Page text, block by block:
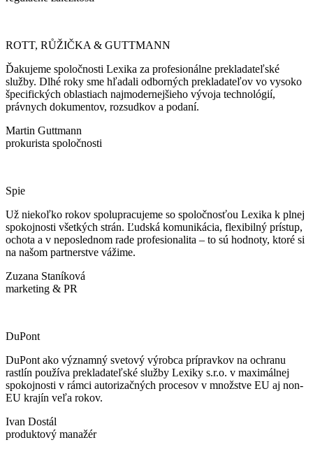
ROTT, RŮŽIČKA & GUTTMANN
Ďakujeme spoločnosti Lexika za profesionálne prekladateľské
služby. Dlhé roky sme hľadali odborných prekladateľov vo vysoko
špecifických oblastiach najmodernejšieho vývoja technológií,
právnych dokumentov, rozsudkov a podaní.
Martin Guttmann
prokurista spoločnosti
Spie
Už niekoľko rokov spolupracujeme so spoločnosťou Lexika k plnej
spokojnosti všetkých strán. Ľudská komunikácia, flexibilný prístup,
ochota a v neposlednom rade profesionalita – to sú hodnoty, ktoré si
na našom partnerstve vážime.
Zuzana Staníková
marketing & PR
DuPont
DuPont ako významný svetový výrobca prípravkov na ochranu
rastlín používa prekladateľské služby Lexiky s.r.o. v maximálnej
spokojnosti v rámci autorizačných procesov v množstve EU aj non-
EU krajín veľa rokov.
Ivan Dostál
produktový manažér